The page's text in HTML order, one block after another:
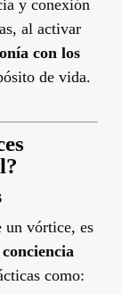
y conexión
al activar
con los
de vida.
un vórtice, es
como: